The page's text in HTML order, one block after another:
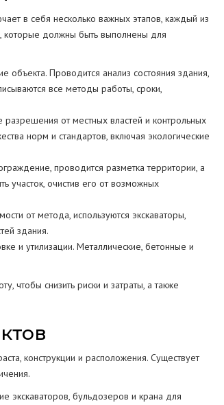
в себя несколько важных этапов, каждый из
которые должны быть выполнены для
Проводится анализ состояния здания,
все методы работы, сроки,
от местных властей и контрольных
норм и стандартов, включая экологические
проводится разметка территории, а
участок, очистив его от возможных
от метода, используются экскаваторы,
здания.
и утилизации. Металлические, бетонные и
чтобы снизить риски и затраты, а также
конструкции и расположения. Существует
экскаваторов, бульдозеров и крана для